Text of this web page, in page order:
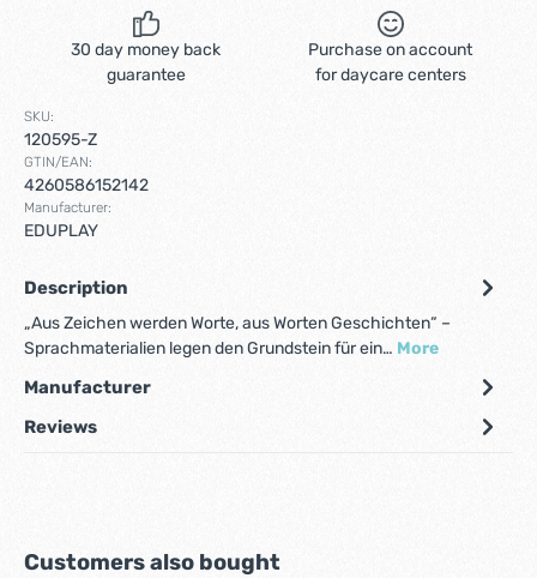
30 day money back
guarantee
Purchase on account
for daycare centers
SKU:
120595-Z
GTIN/EAN:
4260586152142
Manufacturer:
EDUPLAY
Description
„Aus Zeichen werden Worte, aus Worten Geschichten“ –
Sprachmaterialien legen den Grundstein für ein… More
Manufacturer
Reviews
Skip product gallery
Customers also bought